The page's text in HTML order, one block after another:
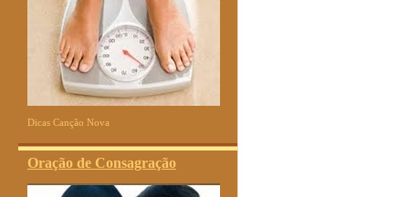
Dicas Canção Nova
Oração de Consagração